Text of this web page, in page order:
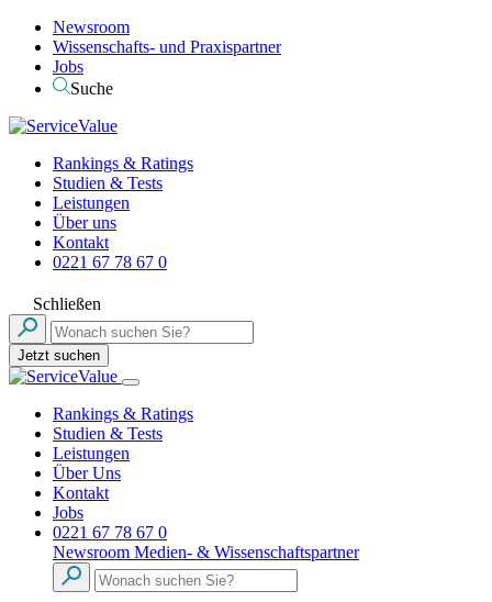
Newsroom
Wissenschafts- und Praxispartner
Jobs
Suche
Rankings & Ratings
Studien & Tests
Leistungen
Über uns
Kontakt
0221 67 78 67 0
Schließen
Jetzt suchen
Rankings & Ratings
Studien & Tests
Leistungen
Über Uns
Kontakt
Jobs
0221 67 78 67 0
Newsroom Medien- & Wissenschaftspartner